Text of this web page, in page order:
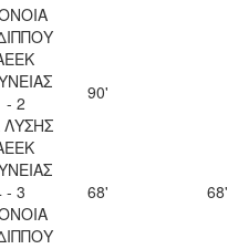
- 2
ΛΥΣΗΣ
90'
- 3
68' 68'